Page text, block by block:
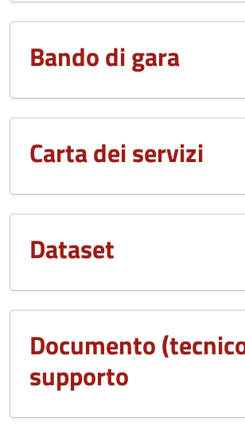
Bando di gara
Carta dei servizi
Dataset
Documento
supporto